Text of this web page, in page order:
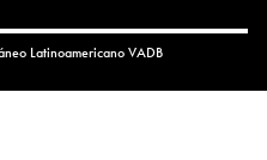
LatinoamericanoVADB